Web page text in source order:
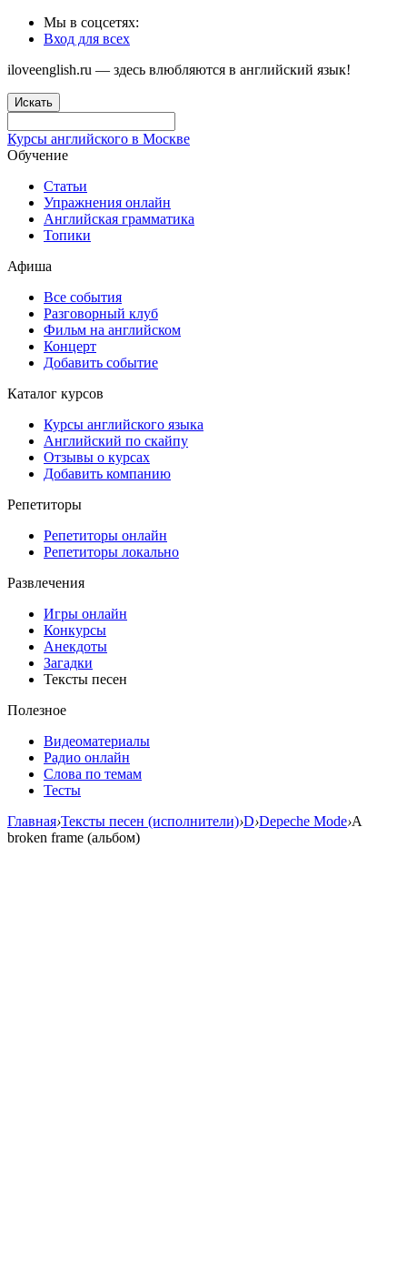
Мы в соцсетях:
Вход для всех
iloveenglish.ru — здесь влюбляются в английский язык!
Искать
Курсы английского в Москве
Обучение
Статьи
Упражнения онлайн
Английская грамматика
Топики
Афиша
Все события
Разговорный клуб
Фильм на английском
Концерт
Добавить событие
Каталог курсов
Курсы английского языка
Английский по скайпу
Отзывы о курсах
Добавить компанию
Репетиторы
Репетиторы онлайн
Репетиторы локально
Развлечения
Игры онлайн
Конкурсы
Анекдоты
Загадки
Тексты песен
Полезное
Видеоматериалы
Радио онлайн
Слова по темам
Тесты
Главная›Тексты песен (исполнители)›D›Depeche Mode›A
broken frame (альбом)